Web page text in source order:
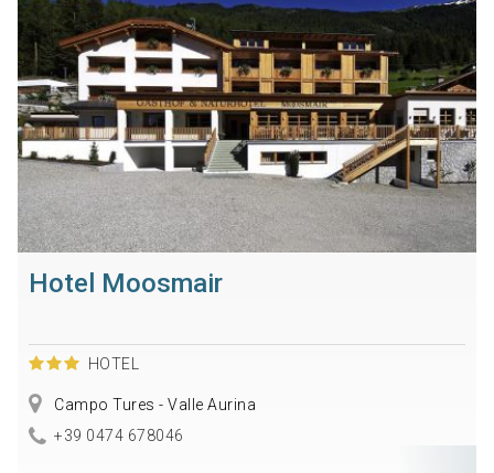
Hotel Moosmair
HOTEL
Campo Tures - Valle Aurina
+39 0474 678046